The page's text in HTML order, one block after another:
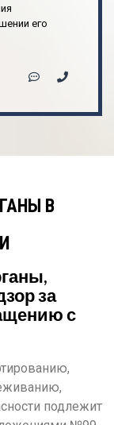
его
В
за
с
подлежит